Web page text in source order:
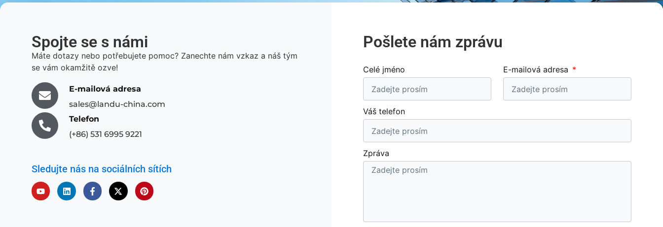
Spojte se s námi
Máte dotazy nebo potřebujete pomoc? Zanechte nám vzkaz a náš tým
se vám okamžitě ozve!
E-mailová adresa
sales@landu-china.com
Telefon
(+86) 531 6995 9221
Sledujte nás na sociálních sítích
Pošlete nám zprávu
Celé jméno E-mailová adresa
Váš telefon
Zpráva